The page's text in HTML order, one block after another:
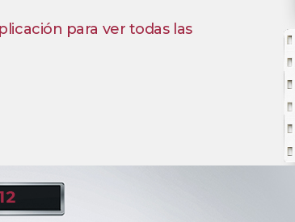
para ver todas las